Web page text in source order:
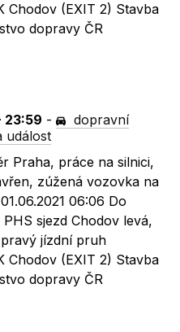
Chodov (EXIT 2) Stavba
dopravy ČR
23:59 -
dopravní
událost
Praha, práce na silnici,
zúžená vozovka na
06:06 Do
PHS sjezd Chodov levá,
jízdní pruh
Chodov (EXIT 2) Stavba
dopravy ČR